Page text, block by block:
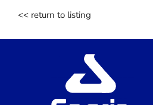
<< return to listing